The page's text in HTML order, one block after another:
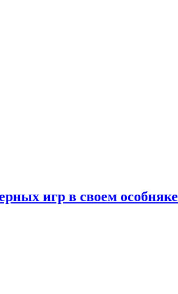
игр в своем особняке